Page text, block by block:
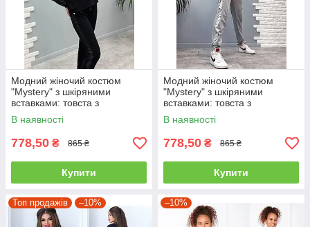
Модний жіночий костюм
"Mystery" з шкіряними
вставками: товста з
капюшоном і штани на
манжетах чорний
В наявності
778,50 ₴ 865 ₴
Купити
Модний жіночий костюм
"Mystery" з шкіряними
вставками: товста з
капюшоном і штани на
манжечках сірий
В наявності
778,50 ₴ 865 ₴
Купити
Топ продажів –10% –10%